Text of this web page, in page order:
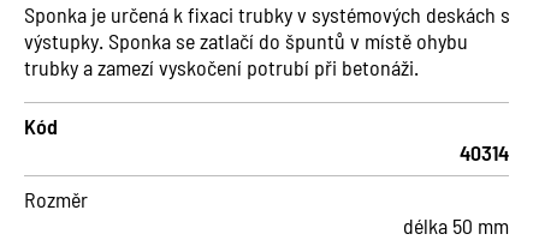
Sponka je určená k fixaci trubky v systémových deskách s
výstupky. Sponka se zatlačí do špuntů v místě ohybu
trubky a zamezí vyskočení potrubí při betonáži.
Kód
40314
Rozměr
délka 50 mm